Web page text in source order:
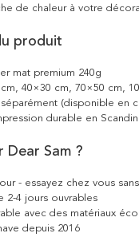
de chaleur à votre
produit
mat premium 240g
40×30 cm, 70×50 cm,
(disponible en
durable en
Dear Sam ?
- essayez chez vous
2-4 jours ouvrables
avec des matériaux
depuis 2016